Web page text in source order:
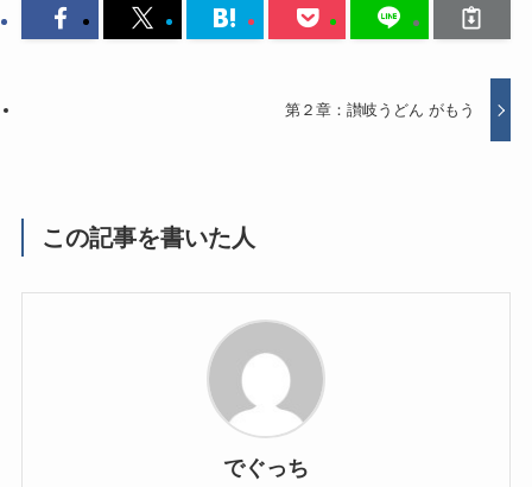
第２章：讃岐うどん がもう
この記事を書いた人
でぐっち